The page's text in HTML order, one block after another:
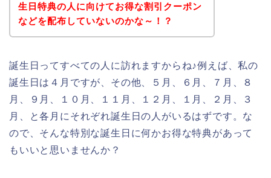
生日特典の人に向けてお得な割引クーポン
などを配布していないのかな～！？
誕生日ってすべての人に訪れますからね♪例えば、私の
誕生日は４月ですが、その他、５月、６月、７月、８
月、９月、１０月、１１月、１２月、１月、２月、３
月、と各月にそれぞれ誕生日の人がいるはずです。な
ので、そんな特別な誕生日に何かお得な特典があって
もいいと思いませんか？